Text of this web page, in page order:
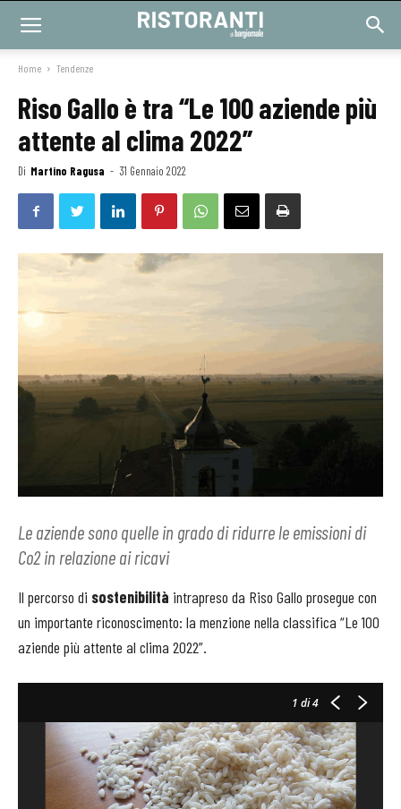
Home Tendenze
Riso Gallo è tra “Le 100 aziende più
attente al clima 2022”
Di Martino Ragusa - 31 Gennaio 2022
Le aziende sono quelle in grado di ridurre le emissioni di
Co2 in relazione ai ricavi
Il percorso di sostenibilità intrapreso da Riso Gallo prosegue con
un importante riconoscimento: la menzione nella classifica “Le 100
aziende più attente al clima 2022”.
1 di 4